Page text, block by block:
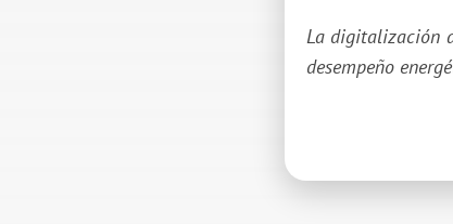
La digitalización
desempeño